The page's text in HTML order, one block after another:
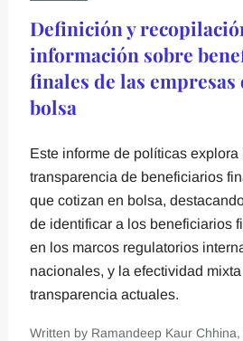
Definición y
información sobre
finales de las empresas
bolsa
Este informe de políticas
transparencia de beneficiarios
que cotizan en bolsa,
de identificar a los beneficiarios
en los marcos regulatorios
nacionales, y la efectividad
transparencia actuales.
Written by Ramandeep Kaur Chhina,